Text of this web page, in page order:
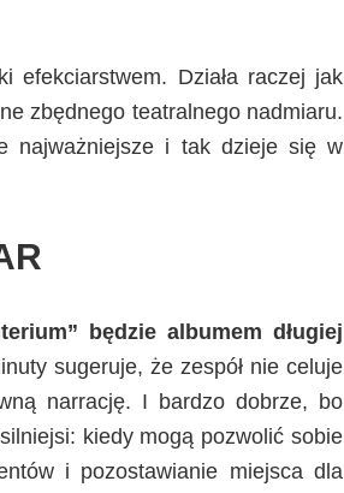
efekciarstwem. Działa raczej jak
zbędnego teatralnego nadmiaru.
najważniejsze i tak dzieje się w
będzie albumem długiej
sugeruje, że zespół nie celuje
narrację. I bardzo dobrze, bo
kiedy mogą pozwolić sobie
i pozostawianie miejsca dla